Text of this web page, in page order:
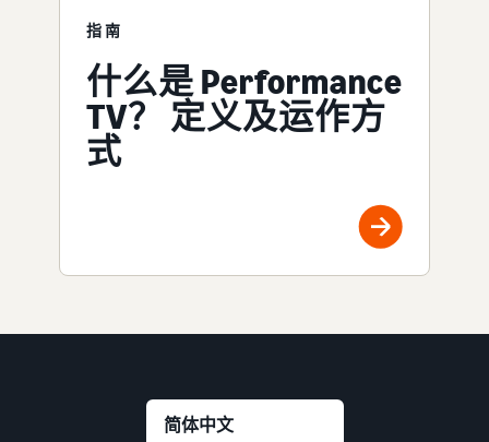
指南
什么是 Performance
TV？ 定义及运作方
式